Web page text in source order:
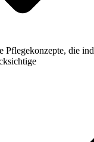
Pflegekonzepte, die